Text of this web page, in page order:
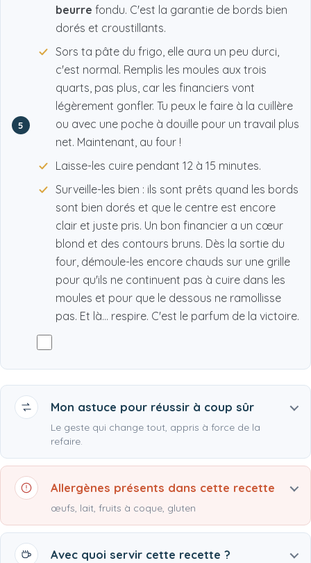
5
beurre fondu. C'est la garantie de bords bien
dorés et croustillants.
Sors ta pâte du frigo, elle aura un peu durci,
c'est normal. Remplis les moules aux trois
quarts, pas plus, car les financiers vont
légèrement gonfler. Tu peux le faire à la cuillère
ou avec une poche à douille pour un travail plus
net. Maintenant, au four !
Laisse-les cuire pendant 12 à 15 minutes.
Surveille-les bien : ils sont prêts quand les bords
sont bien dorés et que le centre est encore
clair et juste pris. Un bon financier a un cœur
blond et des contours bruns. Dès la sortie du
four, démoule-les encore chauds sur une grille
pour qu'ils ne continuent pas à cuire dans les
moules et pour que le dessous ne ramollisse
pas. Et là... respire. C'est le parfum de la victoire.
Mon astuce pour réussir à coup sûr
Le geste qui change tout, appris à force de la
refaire.
Allergènes présents dans cette recette
œufs, lait, fruits à coque, gluten
Avec quoi servir cette recette ?